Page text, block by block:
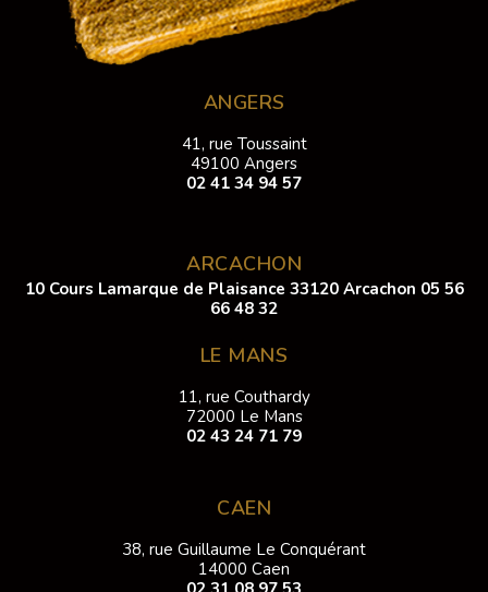
ANGERS
41, rue Toussaint
49100 Angers
02 41 34 94 57
ARCACHON
10 Cours Lamarque de Plaisance 33120 Arcachon 05 56
66 48 32
LE MANS
11, rue Couthardy
72000 Le Mans
02 43 24 71 79
CAEN
38, rue Guillaume Le Conquérant
14000 Caen